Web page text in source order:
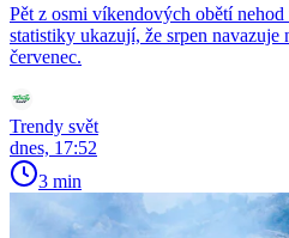
Pět z osmi víkendových obětí
statistiky ukazují, že srpen navazuje
červenec.
Trendy svět
dnes, 17:52
3 min